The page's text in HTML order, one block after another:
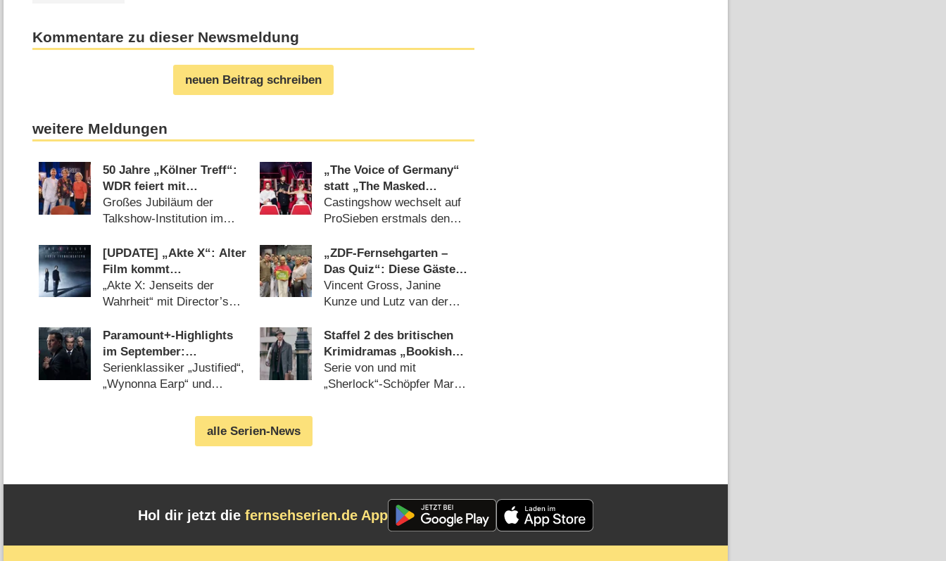
Kommentare zu dieser Newsmeldung
neuen Beitrag schreiben
weitere Meldungen
50 Jahre „Kölner Treff“:
WDR feiert mit
Primetime-Show, Doku
und Rückblicken
Großes Jubiläum der
Talkshow-Institution im
„The Voice of Germany“
statt „The Masked
Singer“ am
Samstagabend
Castingshow wechselt auf
ProSieben erstmals den
[UPDATE] „Akte X“: Alter
Film kommt
überraschend neu mit
deutlich mehr Horror
„Akte X: Jenseits der
Wahrheit“ mit Director’s
(07.08.2026)
„ZDF-Fernsehgarten –
Das Quiz“: Diese Gäste
spielen gegen Kiwi in der
Sonderfolge am 9.
Vincent Gross, Janine
Kunze und Lutz van der
Sendezeit (07.08.2026)
Paramount+-Highlights
im September:
„MobLand“, „South
Park“, „FBI“, „DOC“ und
Serienklassiker „Justified“,
„Wynonna Earp“ und
beim Streamingdienst
Staffel 2 des britischen
Krimidramas „Bookish“
und zwei weitere
Premieren im Oktober bei
Serie von und mit
„Sherlock“-Schöpfer Mark
alle Serien-News
Hol dir jetzt die fernsehserien.de App